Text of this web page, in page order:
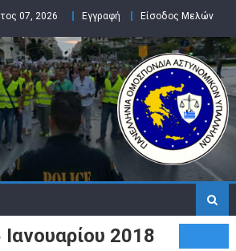
07, 2026 Εγγραφή Είσοδος Μελών
2018